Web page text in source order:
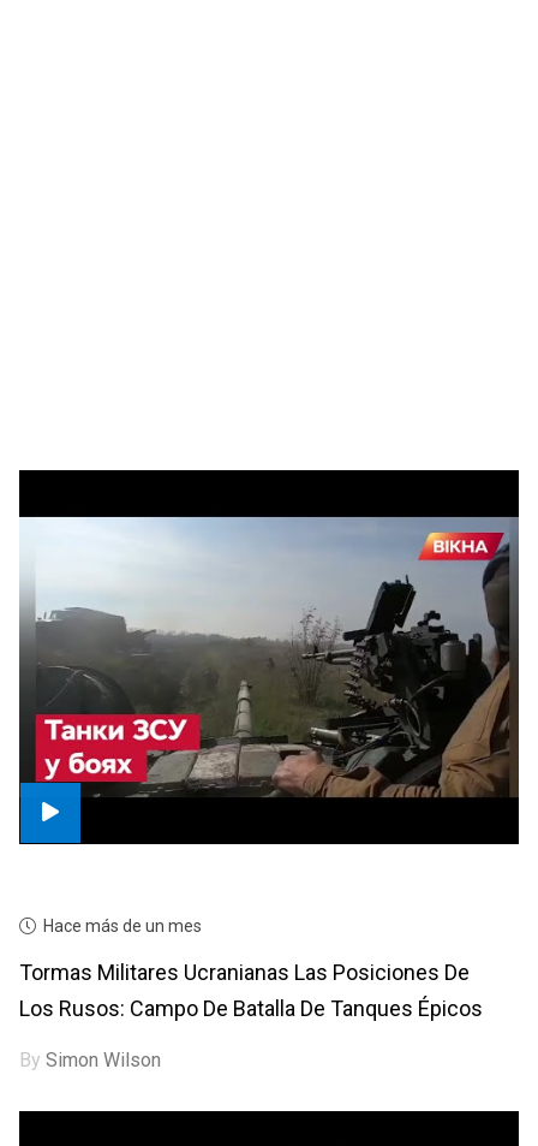
Hace más de un mes
Tormas Militares Ucranianas Las Posiciones De
Los Rusos: Campo De Batalla De Tanques Épicos
BySimon Wilson